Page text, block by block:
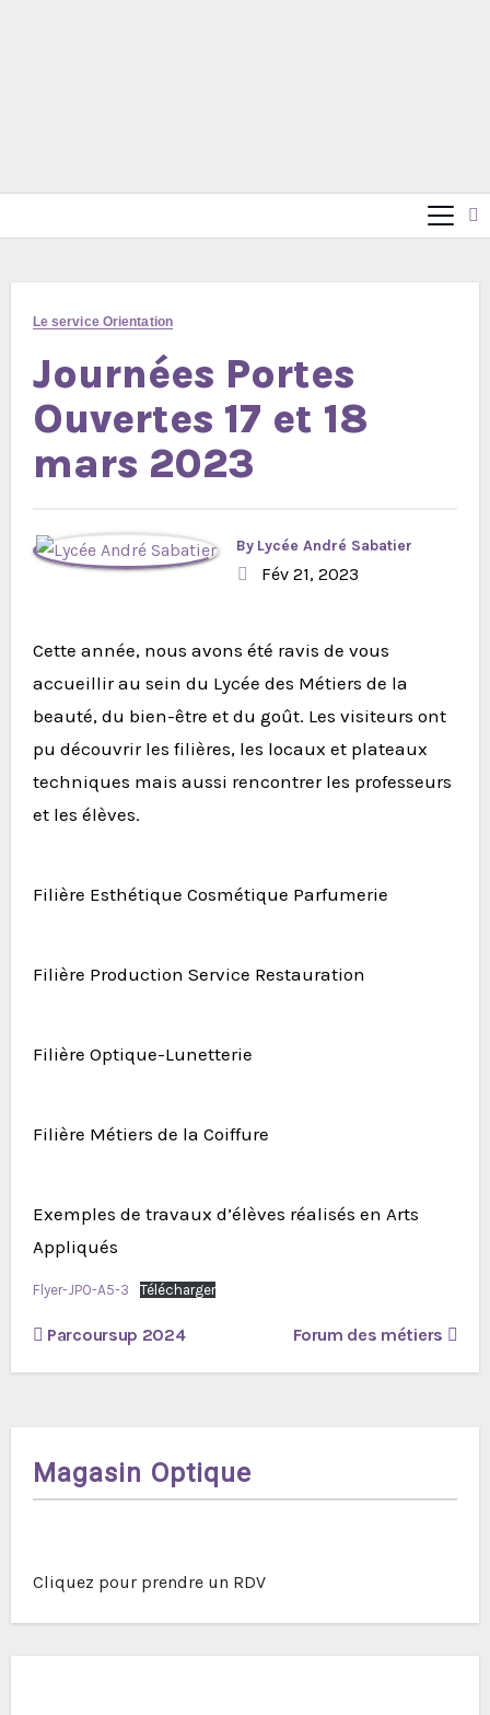
Le service Orientation
Journées Portes
Ouvertes 17 et 18
mars 2023
By Lycée André Sabatier
Fév 21, 2023
Cette année, nous avons été ravis de vous
accueillir au sein du Lycée des Métiers de la
beauté, du bien-être et du goût. Les visiteurs ont
pu découvrir les filières, les locaux et plateaux
techniques mais aussi rencontrer les professeurs
et les élèves.
Filière Esthétique Cosmétique Parfumerie
Filière Production Service Restauration
Filière Optique-Lunetterie
Filière Métiers de la Coiffure
Exemples de travaux d’élèves réalisés en Arts
Appliqués
Flyer-JPO-A5-3 Télécharger
Navigation
de
Parcoursup 2024 Forum des métiers
Magasin Optique
Cliquez pour prendre un RDV